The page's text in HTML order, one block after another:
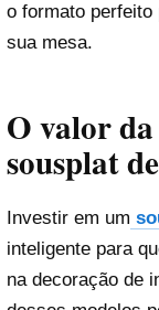
o formato
sua mesa.
O valor da
sousplat
Investir em um
inteligente para
na decoração de